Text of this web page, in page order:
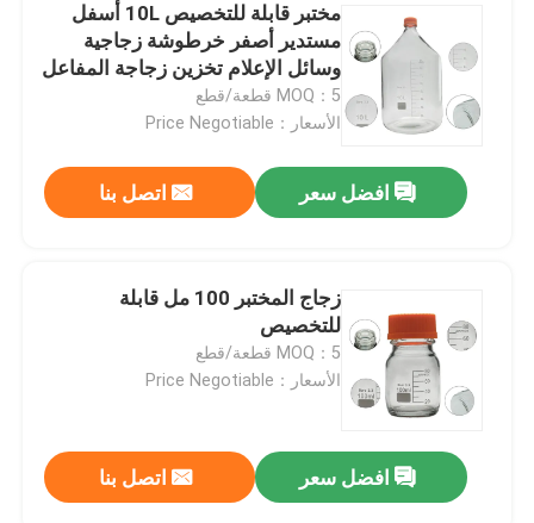
مختبر قابلة للتخصيص 10L أسفل
مستدير أصفر خرطوشة زجاجية
وسائل الإعلام تخزين زجاجة المفاعل
MOQ：5 قطعة/قطع
الأسعار：Price Negotiable
افضل سعر اتصل بنا
زجاج المختبر 100 مل قابلة
للتخصيص
MOQ：5 قطعة/قطع
الأسعار：Price Negotiable
افضل سعر اتصل بنا